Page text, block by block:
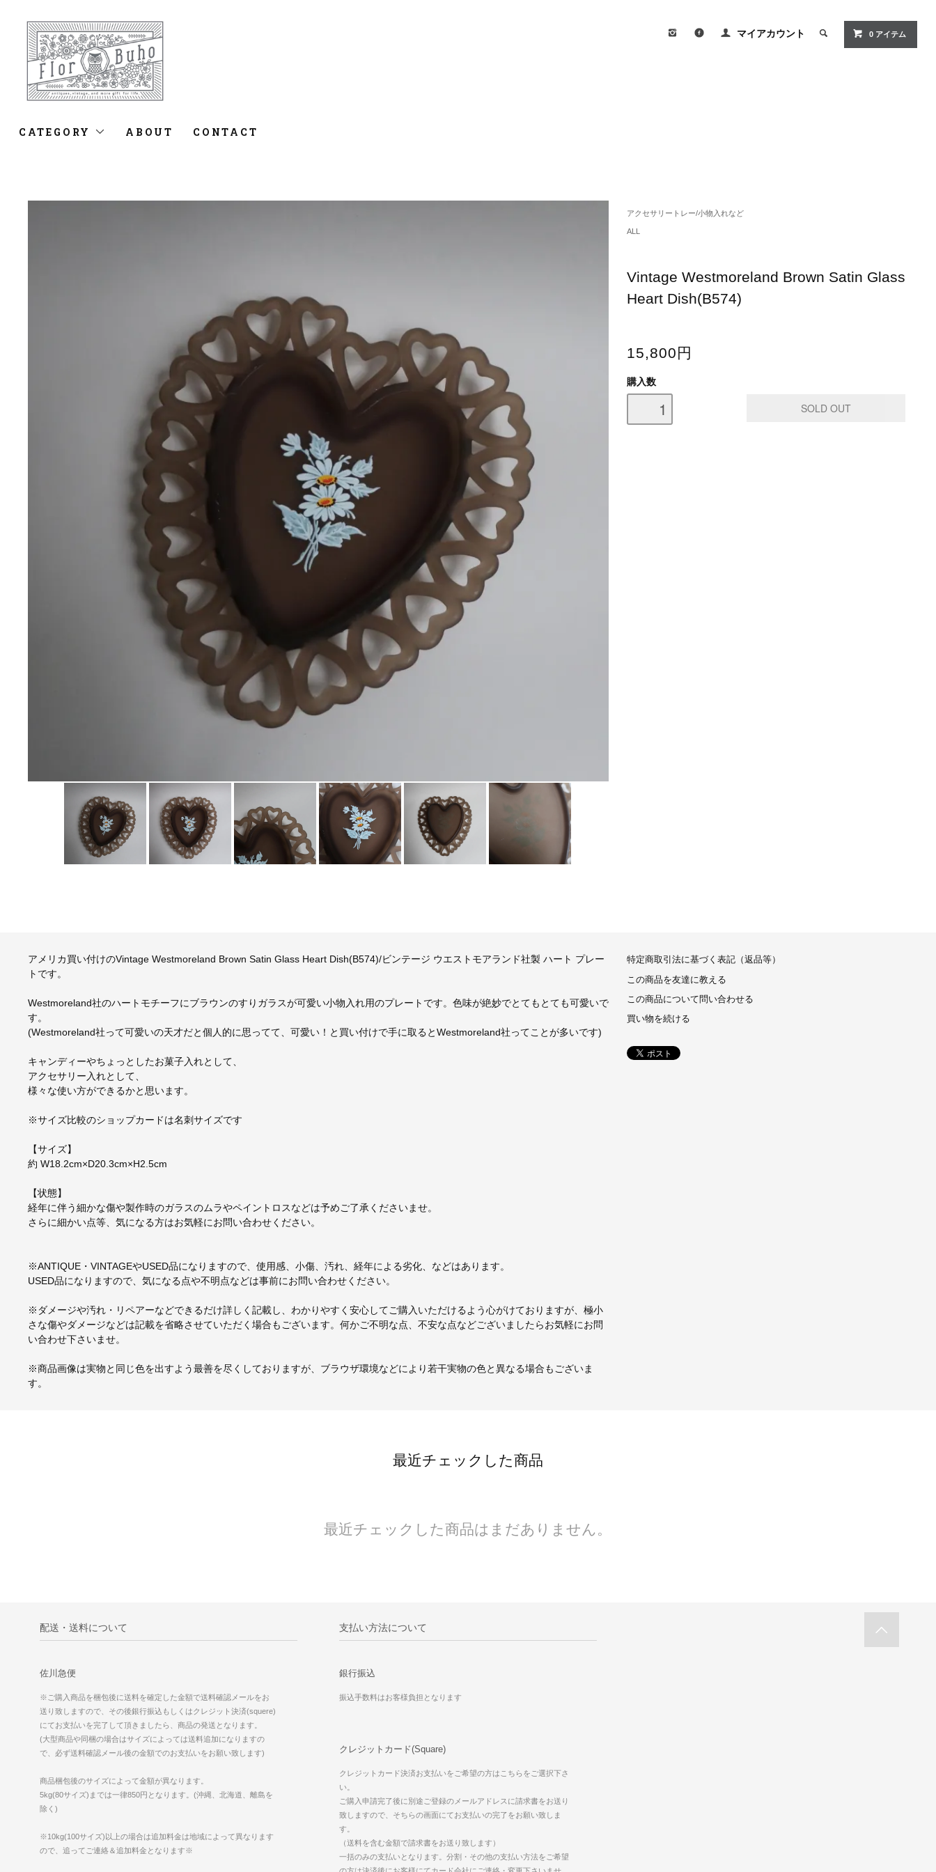
マイアカウント 0 アイテム
CATEGORY ABOUT CONTACT
アクセサリートレー/小物入れなど
ALL
Vintage Westmoreland Brown Satin Glass
Heart Dish(B574)
15,800円
購入数
アメリカ買い付けのVintage Westmoreland Brown Satin Glass Heart Dish(B574)/ビンテージ ウエストモアランド社製 ハート プレー
トです。
Westmoreland社のハートモチーフにブラウンのすりガラスが可愛い小物入れ用のプレートです。色味が絶妙でとてもとても可愛いで
す。
(Westmoreland社って可愛いの天才だと個人的に思ってて、可愛い！と買い付けで手に取るとWestmoreland社ってことが多いです)
キャンディーやちょっとしたお菓子入れとして、
アクセサリー入れとして、
様々な使い方ができるかと思います。
※サイズ比較のショップカードは名刺サイズです
【サイズ】
約 W18.2cm×D20.3cm×H2.5cm
【状態】
経年に伴う細かな傷や製作時のガラスのムラやペイントロスなどは予めご了承くださいませ。
さらに細かい点等、気になる方はお気軽にお問い合わせください。
※ANTIQUE・VINTAGEやUSED品になりますので、使用感、小傷、汚れ、経年による劣化、などはあります。
USED品になりますので、気になる点や不明点などは事前にお問い合わせください。
※ダメージや汚れ・リペアーなどできるだけ詳しく記載し、わかりやすく安心してご購入いただけるよう心がけておりますが、極小
さな傷やダメージなどは記載を省略させていただく場合もございます。何かご不明な点、不安な点などございましたらお気軽にお問
い合わせ下さいませ。
※商品画像は実物と同じ色を出すよう最善を尽くしておりますが、ブラウザ環境などにより若干実物の色と異なる場合もございま
す。
特定商取引法に基づく表記（返品等）
この商品を友達に教える
この商品について問い合わせる
買い物を続ける
最近チェックした商品
最近チェックした商品はまだありません。
配送・送料について
佐川急便
※ご購入商品を梱包後に送料を確定した金額で送料確認メールをお
送り致しますので、その後銀行振込もしくはクレジット決済(squere)
にてお支払いを完了して頂きましたら、商品の発送となります。
(大型商品や同梱の場合はサイズによっては送料追加になりますの
で、必ず送料確認メール後の金額でのお支払いをお願い致します)
商品梱包後のサイズによって金額が異なります。
5kg(80サイズ)までは一律850円となります。(沖縄、北海道、離島を
除く)
※10kg(100サイズ)以上の場合は追加料金は地域によって異なります
ので、追ってご連絡＆追加料金となります※
支払い方法について
銀行振込
振込手数料はお客様負担となります
クレジットカード(Square)
クレジットカード決済お支払いをご希望の方はこちらをご選択下さ
い。
ご購入申請完了後に別途ご登録のメールアドレスに請求書をお送り
致しますので、そちらの画面にてお支払いの完了をお願い致しま
す。
（送料を含む金額で請求書をお送り致します）
一括のみの支払いとなります。分割・その他の支払い方法をご希望